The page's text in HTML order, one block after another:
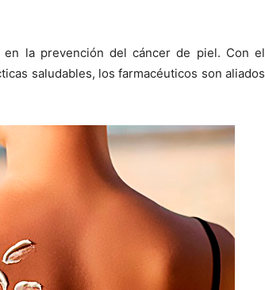
la prevención del cáncer de piel. Con el
saludables, los farmacéuticos son aliados